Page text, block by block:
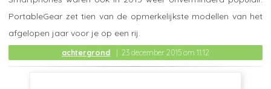
achtergrond 23 december 2015 om 11:12
PortableGear zet tien van de opmerkelijkste modellen van het
afgelopen jaar voor je op een rij.